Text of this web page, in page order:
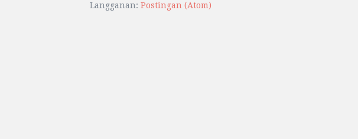
Langganan: Postingan (Atom)